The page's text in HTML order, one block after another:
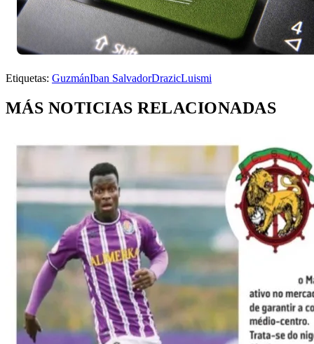
Etiquetas: GuzmánIban SalvadorDrazicLuismi
MÁS NOTICIAS RELACIONADAS